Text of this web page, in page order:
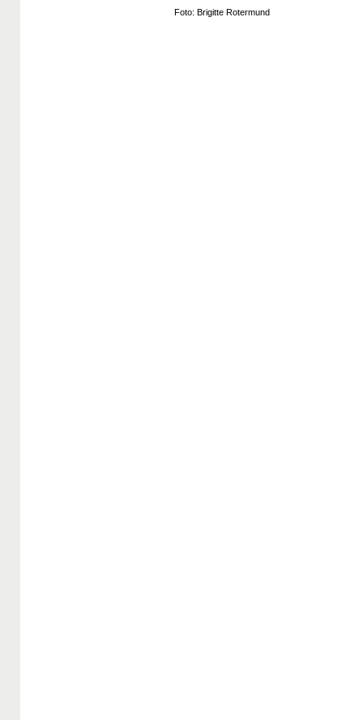
Foto: Brigitte Rotermund